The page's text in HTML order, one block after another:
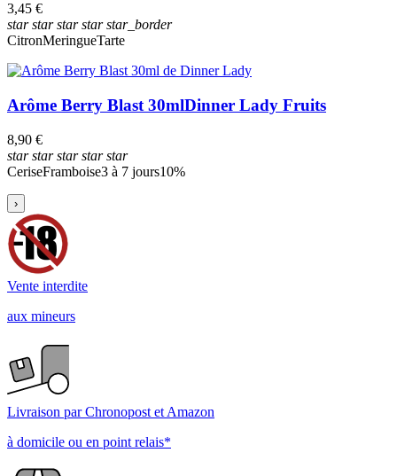
3,45 €
starstarstarstarstar_border
CitronMeringueTarte
Arôme Berry Blast 30mlDinner Lady Fruits
8,90 €
starstarstarstarstar
CeriseFramboise3 à 7 jours10%
›
Vente interdite
aux mineurs
Livraison par Chronopost et Amazon
à domicile ou en point relais*